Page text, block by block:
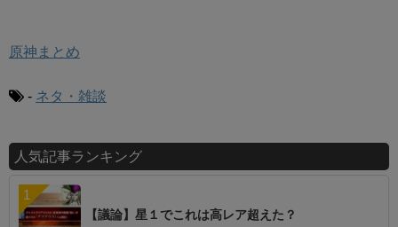
原神まとめ
- ネタ・雑談
人気記事ランキング
【議論】星１でこれは高レア超えた？